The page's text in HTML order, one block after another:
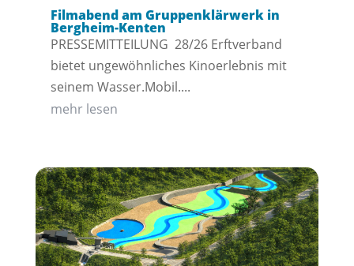
Filmabend am Gruppenklärwerk in
Bergheim-Kenten
PRESSEMITTEILUNG 28/26 Erftverband
bietet ungewöhnliches Kinoerlebnis mit
seinem Wasser.Mobil....
mehr lesen